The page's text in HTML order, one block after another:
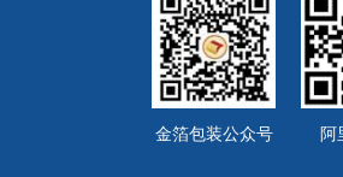
金箔包装公众号 阿